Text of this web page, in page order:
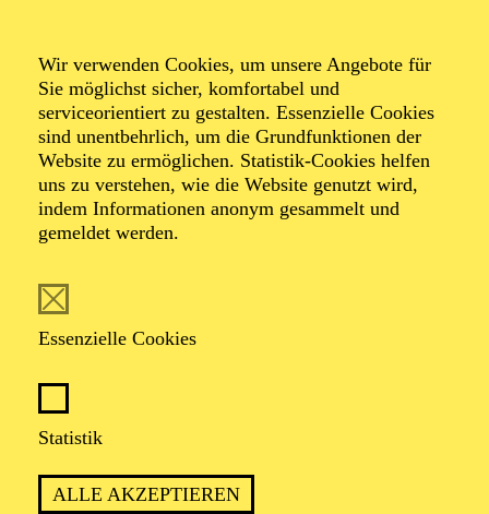
Wir verwenden Cookies, um unsere Angebote für
Sie möglichst sicher, komfortabel und
serviceorientiert zu gestalten. Essenzielle Cookies
sind unentbehrlich, um die Grundfunktionen der
Website zu ermöglichen. Statistik-Cookies helfen
uns zu verstehen, wie die Website genutzt wird,
indem Informationen anonym gesammelt und
gemeldet werden.
Essenzielle Cookies
Statistik
ALLE AKZEPTIEREN
Foto: Stefano Schröter
Ruth Stofer studierte Kunst und Medien an der Zürcher
im Jahr 2010 arbeitete sie als Videotechnikerin am
Schauspielhaus Zürich und wirkte bei zahlreichen